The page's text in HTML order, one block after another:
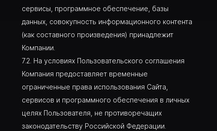
сервисы, программное обеспечение, базы
данных, совокупность информационного контента
(как составного произведения) принадлежит
Компании.
На условиях Пользовательского соглашения
Компания предоставляет временные
ограниченные права использования Сайта,
сервисов и программного обеспечения в личных
целях Пользователя, не противоречащих
законодательству Российской Федерации.